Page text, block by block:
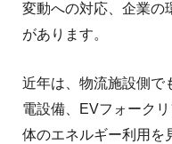
変動への対応、企業の
があります。
近年は、物流施設側で
電設備、EVフォーク
体のエネルギー利用を